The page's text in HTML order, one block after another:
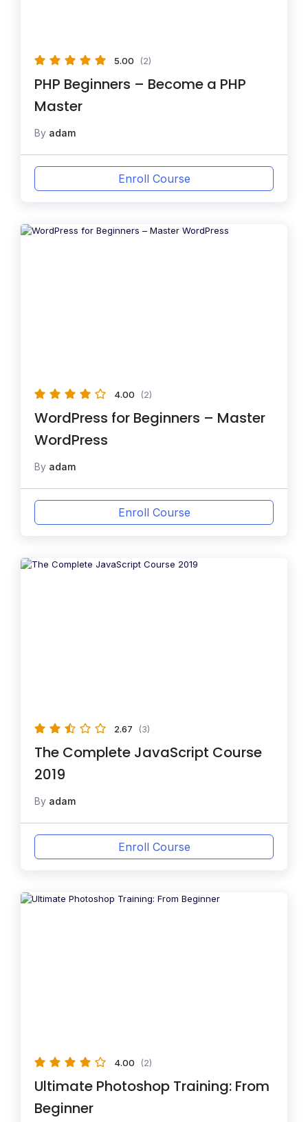
5.00 (2)
PHP Beginners – Become a PHP
Master
By adam
Enroll Course
4.00 (2)
WordPress for Beginners – Master
WordPress
By adam
Enroll Course
2.67 (3)
The Complete JavaScript Course
2019
By adam
Enroll Course
4.00 (2)
Ultimate Photoshop Training: From
Beginner